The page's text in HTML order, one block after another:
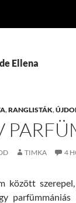
Ellena
,RANGLISTÁK,
TIMKA 4
között